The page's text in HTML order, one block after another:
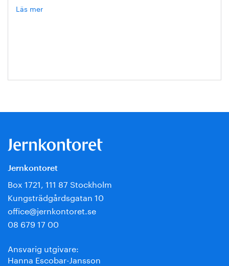
Läs mer
Jernkontoret
Box 1721, 111 87 Stockholm
Kungsträdgårdsgatan 10
office@jernkontoret.se
08 679 17 00
Ansvarig utgivare:
Hanna Escobar-Jansson